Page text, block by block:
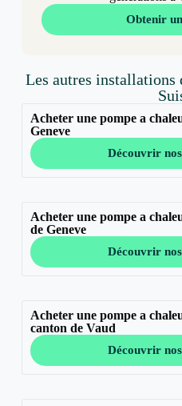
Obtenir
Les autres installations
Acheter une pompe a
Geneve
Découvrir
Acheter une pompe a
de Geneve
Découvrir
Acheter une pompe a
canton de Vaud
Découvrir